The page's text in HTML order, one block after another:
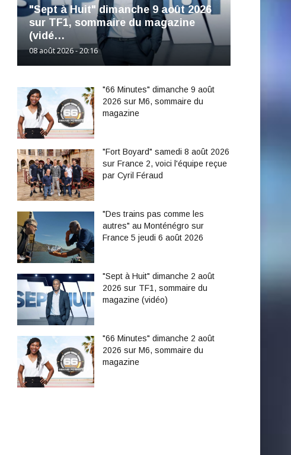
"Sept à Huit" dimanche 9 août 2026
sur TF1, sommaire du magazine
(vidé…
08 août 2026 - 20:16
"66 Minutes" dimanche 9 août
2026 sur M6, sommaire du
magazine
"Fort Boyard" samedi 8 août 2026
sur France 2, voici l'équipe reçue
par Cyril Féraud
"Des trains pas comme les
autres" au Monténégro sur
France 5 jeudi 6 août 2026
"Sept à Huit" dimanche 2 août
2026 sur TF1, sommaire du
magazine (vidéo)
"66 Minutes" dimanche 2 août
2026 sur M6, sommaire du
magazine